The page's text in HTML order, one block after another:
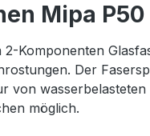
Mipa
Komponenten
Der
von
möglich.